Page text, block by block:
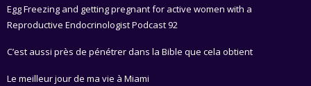
Egg Freezing and getting pregnant for active women with a
Reproductive Endocrinologist Podcast 92
C’est aussi près de pénétrer dans la Bible que cela obtient
Le meilleur jour de ma vie à Miami